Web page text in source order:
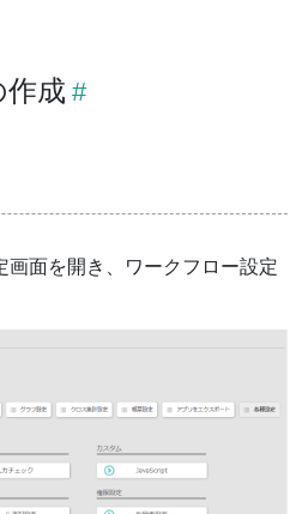
成
画面を開き、ワークフロー設定